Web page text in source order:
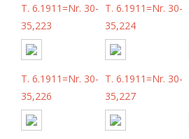
T. 6.1911=Nr. 30-
35,223
T. 6.1911=Nr. 30-
35,224
T. 6.1911=Nr. 30-
35,226
T. 6.1911=Nr. 30-
35,227